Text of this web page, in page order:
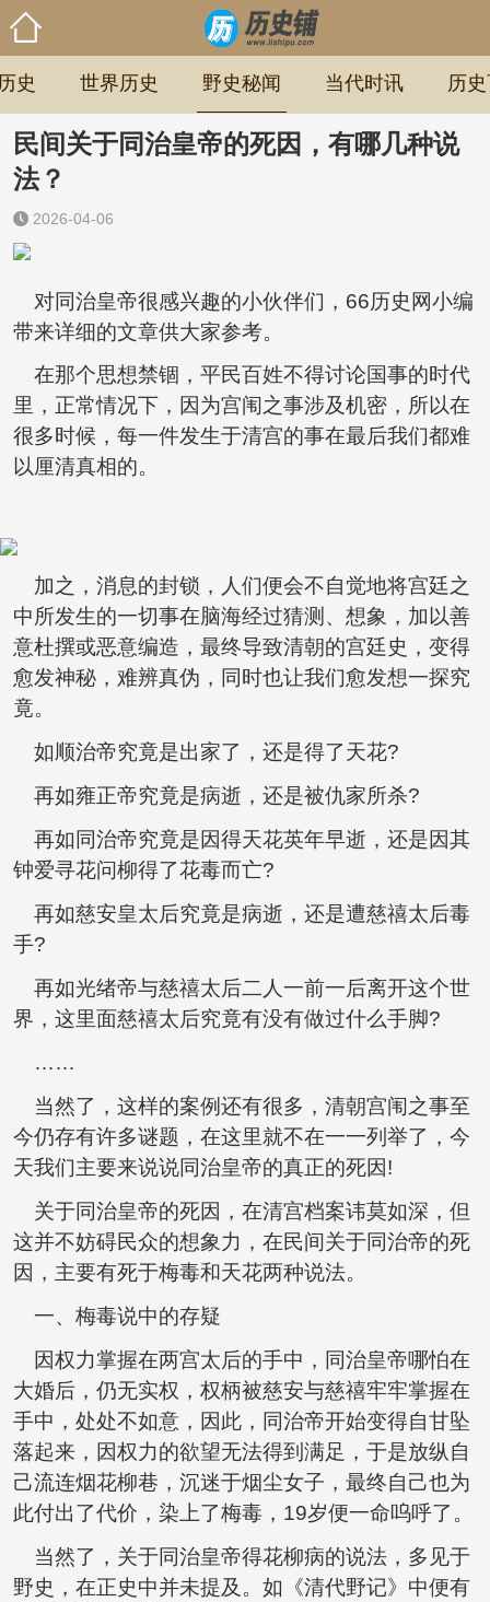
史 世界历史 野史秘闻 当代时讯 历
民间关于同治皇帝的死因，有哪几种说
法？
2026-04-06
对同治皇帝很感兴趣的小伙伴们，66历史网小编
带来详细的文章供大家参考。
在那个思想禁锢，平民百姓不得讨论国事的时代
里，正常情况下，因为宫闱之事涉及机密，所以在
很多时候，每一件发生于清宫的事在最后我们都难
以厘清真相的。
加之，消息的封锁，人们便会不自觉地将宫廷之
中所发生的一切事在脑海经过猜测、想象，加以善
意杜撰或恶意编造，最终导致清朝的宫廷史，变得
愈发神秘，难辨真伪，同时也让我们愈发想一探究
竟。
如顺治帝究竟是出家了，还是得了天花?
再如雍正帝究竟是病逝，还是被仇家所杀?
再如同治帝究竟是因得天花英年早逝，还是因其
钟爱寻花问柳得了花毒而亡?
再如慈安皇太后究竟是病逝，还是遭慈禧太后毒
手?
再如光绪帝与慈禧太后二人一前一后离开这个世
界，这里面慈禧太后究竟有没有做过什么手脚?
……
当然了，这样的案例还有很多，清朝宫闱之事至
今仍存有许多谜题，在这里就不在一一列举了，今
天我们主要来说说同治皇帝的真正的死因!
关于同治皇帝的死因，在清宫档案讳莫如深，但
这并不妨碍民众的想象力，在民间关于同治帝的死
因，主要有死于梅毒和天花两种说法。
一、梅毒说中的存疑
因权力掌握在两宫太后的手中，同治皇帝哪怕在
大婚后，仍无实权，权柄被慈安与慈禧牢牢掌握在
手中，处处不如意，因此，同治帝开始变得自甘坠
落起来，因权力的欲望无法得到满足，于是放纵自
己流连烟花柳巷，沉迷于烟尘女子，最终自己也为
此付出了代价，染上了梅毒，19岁便一命呜呼了。
当然了，关于同治皇帝得花柳病的说法，多见于
野史，在正史中并未提及。如《清代野记》中便有